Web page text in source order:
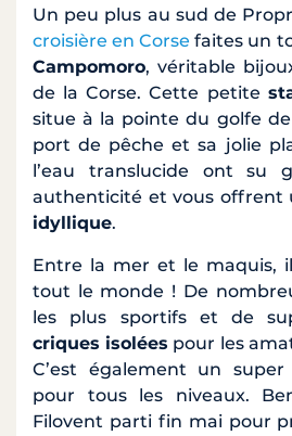
Un peu plus au sud de
croisière en Corse faites un
Campomoro, véritable
de la Corse. Cette petite
situe à la pointe du golfe
port de pêche et sa jolie
l’eau translucide ont su
authenticité et vous offrent
idyllique.
Entre la mer et le maquis,
tout le monde ! De
les plus sportifs et de
criques isolées pour les
C’est également un
pour tous les niveaux.
Filovent parti fin mai pour